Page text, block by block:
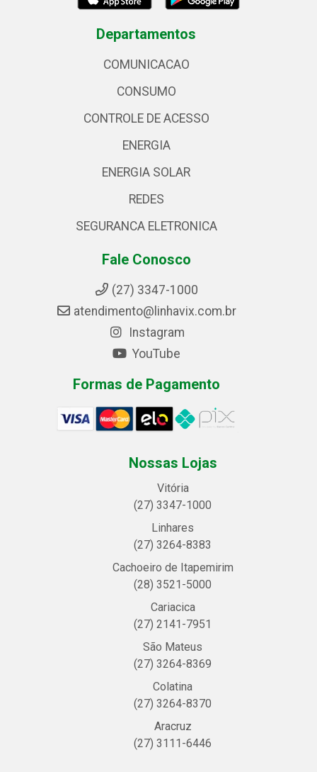
Departamentos
COMUNICACAO
CONSUMO
CONTROLE DE ACESSO
ENERGIA
ENERGIA SOLAR
REDES
SEGURANCA ELETRONICA
Fale Conosco
(27) 3347-1000
atendimento@linhavix.com.br
Instagram
YouTube
Formas de Pagamento
Nossas Lojas
Vitória
(27) 3347-1000
Linhares
(27) 3264-8383
Cachoeiro de Itapemirim
(28) 3521-5000
Cariacica
(27) 2141-7951
São Mateus
(27) 3264-8369
Colatina
(27) 3264-8370
Aracruz
(27) 3111-6446